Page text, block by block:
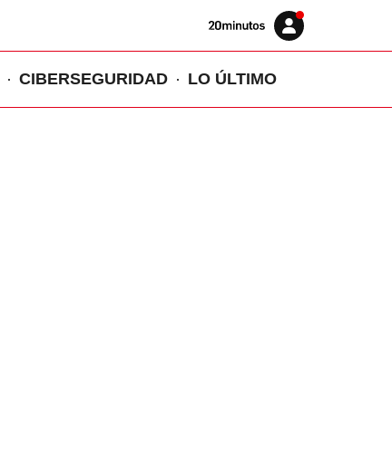
Volver
Iniciar
sesión
CIBERSEGURIDAD LO ÚLTIMO